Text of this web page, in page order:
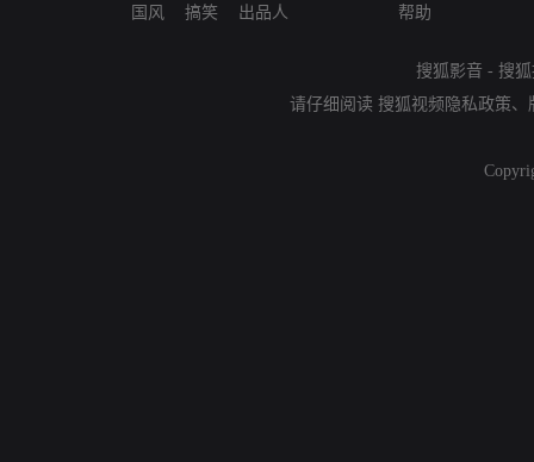
国风
搞笑
出品人
帮助
搜狐影音 - 搜
请仔细阅读 搜狐视频隐私政策、